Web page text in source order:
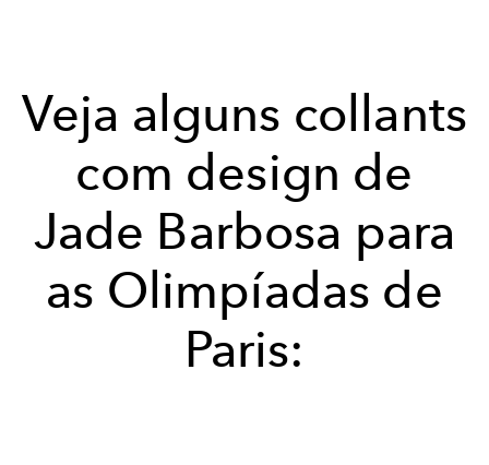
Veja alguns collants
com design de
Jade Barbosa para
as Olimpíadas de
Paris: